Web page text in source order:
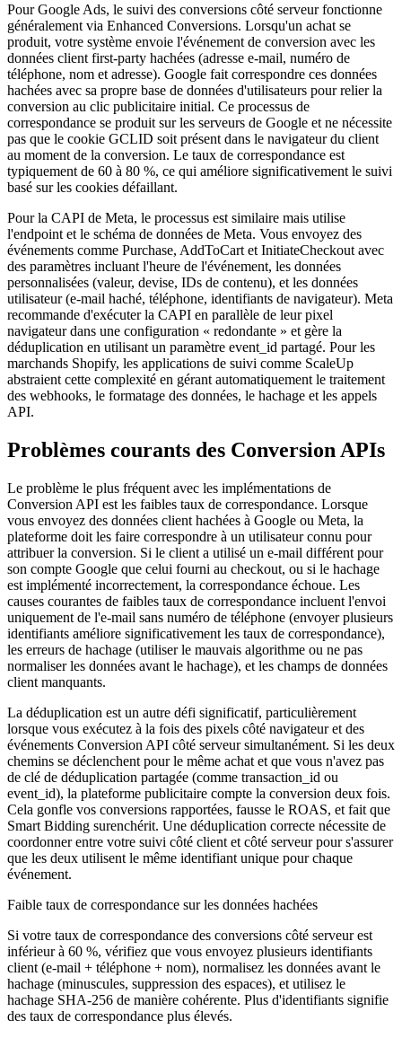
Pour Google Ads, le suivi des conversions côté serveur fonctionne
généralement via Enhanced Conversions. Lorsqu'un achat se
produit, votre système envoie l'événement de conversion avec les
données client first-party hachées (adresse e-mail, numéro de
téléphone, nom et adresse). Google fait correspondre ces données
hachées avec sa propre base de données d'utilisateurs pour relier la
conversion au clic publicitaire initial. Ce processus de
correspondance se produit sur les serveurs de Google et ne nécessite
pas que le cookie GCLID soit présent dans le navigateur du client
au moment de la conversion. Le taux de correspondance est
typiquement de 60 à 80 %, ce qui améliore significativement le suivi
basé sur les cookies défaillant.
Pour la CAPI de Meta, le processus est similaire mais utilise
l'endpoint et le schéma de données de Meta. Vous envoyez des
événements comme Purchase, AddToCart et InitiateCheckout avec
des paramètres incluant l'heure de l'événement, les données
personnalisées (valeur, devise, IDs de contenu), et les données
utilisateur (e-mail haché, téléphone, identifiants de navigateur). Meta
recommande d'exécuter la CAPI en parallèle de leur pixel
navigateur dans une configuration « redondante » et gère la
déduplication en utilisant un paramètre event_id partagé. Pour les
marchands Shopify, les applications de suivi comme ScaleUp
abstraient cette complexité en gérant automatiquement le traitement
des webhooks, le formatage des données, le hachage et les appels
API.
Problèmes courants des Conversion APIs
Le problème le plus fréquent avec les implémentations de
Conversion API est les faibles taux de correspondance. Lorsque
vous envoyez des données client hachées à Google ou Meta, la
plateforme doit les faire correspondre à un utilisateur connu pour
attribuer la conversion. Si le client a utilisé un e-mail différent pour
son compte Google que celui fourni au checkout, ou si le hachage
est implémenté incorrectement, la correspondance échoue. Les
causes courantes de faibles taux de correspondance incluent l'envoi
uniquement de l'e-mail sans numéro de téléphone (envoyer plusieurs
identifiants améliore significativement les taux de correspondance),
les erreurs de hachage (utiliser le mauvais algorithme ou ne pas
normaliser les données avant le hachage), et les champs de données
client manquants.
La déduplication est un autre défi significatif, particulièrement
lorsque vous exécutez à la fois des pixels côté navigateur et des
événements Conversion API côté serveur simultanément. Si les deux
chemins se déclenchent pour le même achat et que vous n'avez pas
de clé de déduplication partagée (comme transaction_id ou
event_id), la plateforme publicitaire compte la conversion deux fois.
Cela gonfle vos conversions rapportées, fausse le ROAS, et fait que
Smart Bidding surenchérit. Une déduplication correcte nécessite de
coordonner entre votre suivi côté client et côté serveur pour s'assurer
que les deux utilisent le même identifiant unique pour chaque
événement.
Faible taux de correspondance sur les données hachées
Si votre taux de correspondance des conversions côté serveur est
inférieur à 60 %, vérifiez que vous envoyez plusieurs identifiants
client (e-mail + téléphone + nom), normalisez les données avant le
hachage (minuscules, suppression des espaces), et utilisez le
hachage SHA-256 de manière cohérente. Plus d'identifiants signifie
des taux de correspondance plus élevés.